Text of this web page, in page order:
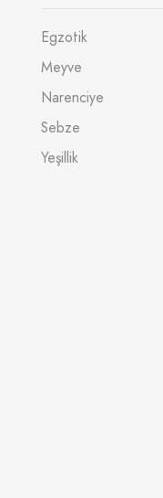
Egzotik
Meyve
Narenciye
Sebze
Yeşillik